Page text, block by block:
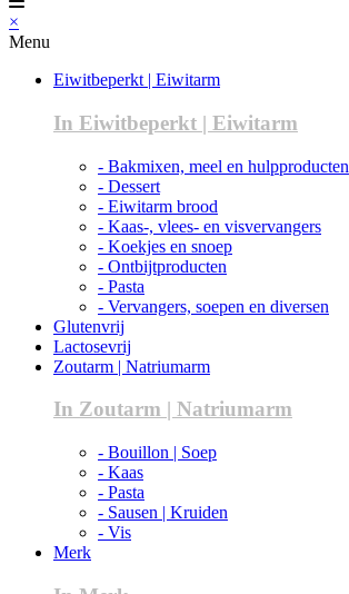
×
Menu
Eiwitbeperkt | Eiwitarm
In Eiwitbeperkt | Eiwitarm
- Bakmixen, meel en hulpproducten
- Dessert
- Eiwitarm brood
- Kaas-, vlees- en visvervangers
- Koekjes en snoep
- Ontbijtproducten
- Pasta
- Vervangers, soepen en diversen
Glutenvrij
Lactosevrij
Zoutarm | Natriumarm
In Zoutarm | Natriumarm
- Bouillon | Soep
- Kaas
- Pasta
- Sausen | Kruiden
- Vis
Merk